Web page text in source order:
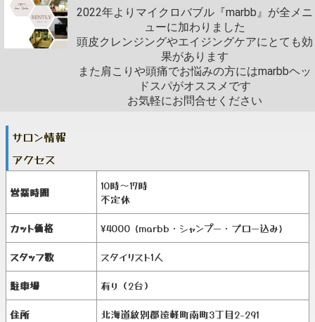
2022年よりマイクロバブル『marbb』が全メニ
ューに加わりました
頭皮クレンジングやエイジングケアにとても効
果があります
また肩こりや頭痛でお悩みの方にはmarbbヘッ
ドスパがオススメです
お気軽にお問合せください
サロン情報
アクセス
営業時間
10時～17時
不定休
カット価格 ¥4000 (marbb・シャンプー・ブロー込み)
スタッフ数 スタイリスト1人
駐車場 有り（2台）
住所 北海道紋別郡遠軽町南町3丁目2-291